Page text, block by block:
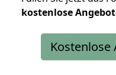
kostenlose
Kostenlose